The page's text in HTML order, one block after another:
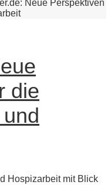
Neue Perspektiven
die
Hospizarbeit mit Blick